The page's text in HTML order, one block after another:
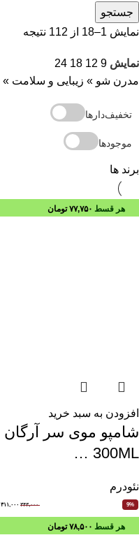
جستجو
نمایش 1–18 از 112 نتیجه
نمایش 9
12
18
24
مدرن شو » زیبایی و سلامت »
تخفیف‌دارها
موجودها
برند ها
هر قسط ۷۷,۷۵۰ تومان
افزودن به سبد خرید
شامپو موی سر آرگان
300ML …
نئودرم
9% ۳۴۳,۰۰۰ ۳۱۱,۰۰۰
هر قسط ۷۸,۵۰۰ تومان